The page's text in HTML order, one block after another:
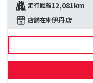
走行距離12,081km
店舗在庫伊丹店